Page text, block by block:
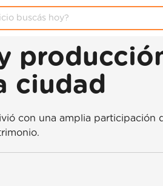
ciudad
con una amplia